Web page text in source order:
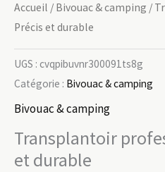
Accueil / Bivouac & camping /
Précis et durable
UGS : cvqpibuvnr300091ts8g
Catégorie : Bivouac & camping
Bivouac & camping
Transplantoir
et durable